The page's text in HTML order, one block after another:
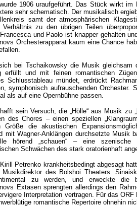
1906 uraufgeführt. Das Stück wirkt im
sehr schematisch. Der musikalisch
samt der atmosphärischen
zu den übrigen Teilen
und Paolo ist knapper gehalten
Orchesterapparat kaum eine Chance
bei Tschaikowsky die Musik
erfüllt und mit feinen romantischen
Schlusstableau mündet, erdrückt
symphonisch aufrauschenden
als auf eine Opernbühne passen.
sein Versuch, die „Hölle“ aus Musik zu
des Chores – einen speziellen
Größe die akustischen
mit Wagner-Anklängen durchsetzte Musik
hörend „schauen“ – eine
Schwächen des stark oratorienhaft
Petrenko krankheitsbedingt abgesagt
des Bolshoi Theaters.
zu werden, und erweckte die
Extasen sprengten allerdings den
Interpretation vertragen. Für das
romantische Repertoire ohnehin